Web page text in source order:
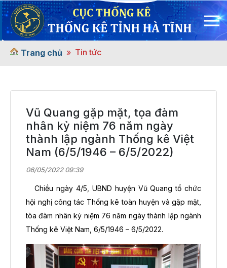
Trang chủ Tin tức
Vũ Quang gặp mặt, tọa đàm
nhân kỷ niệm 76 năm ngày
thành lập ngành Thống kê Việt
Nam (6/5/1946 – 6/5/2022)
06/05/2022 09:39
Chiều ngày 4/5, UBND huyện Vũ Quang tổ chức
hội nghị công tác Thống kê toàn huyện và gặp mặt,
tòa đàm nhân kỷ niệm 76 năm ngày thành lập ngành
Thống kê Việt Nam, 6/5/1946 – 6/5/2022.